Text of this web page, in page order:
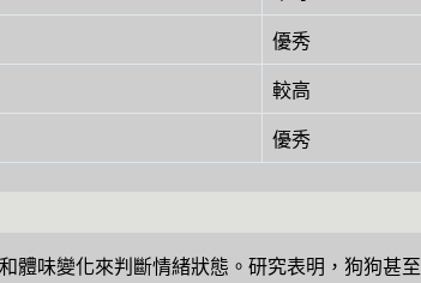
優秀
較高
優秀
體味變化來判斷情緒狀態。研究表明，狗狗